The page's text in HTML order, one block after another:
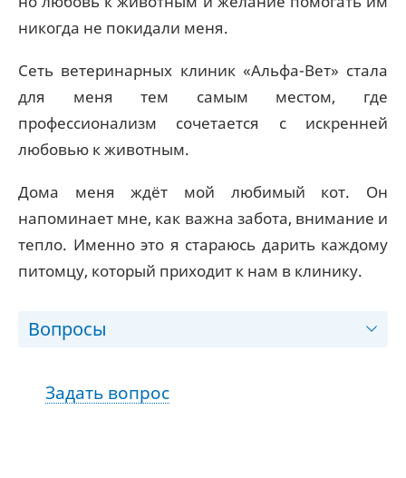
никогда не покидали меня.
Сеть ветеринарных клиник «Альфа-Вет» стала
для меня тем самым местом, где
профессионализм сочетается с искренней
любовью к животным.
Дома меня ждёт мой любимый кот. Он
напоминает мне, как важна забота, внимание и
тепло. Именно это я стараюсь дарить каждому
питомцу, который приходит к нам в клинику.
Вопросы
Задать вопрос